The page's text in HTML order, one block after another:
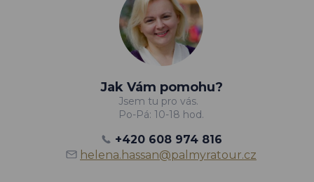
Jak Vám pomohu?
Jsem tu pro vás.
Po-Pá: 10-18 hod.
+420 608 974 816
helena.hassan@palmyratour.cz